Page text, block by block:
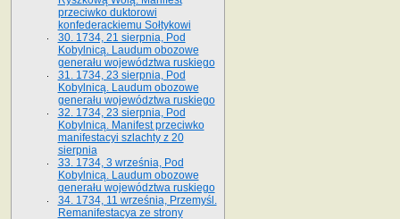
przeciwko duktorowi
konfederackiemu Sołtykowi
30. 1734, 21 sierpnia, Pod
Kobylnicą. Laudum obozowe
generału województwa ruskiego
31. 1734, 23 sierpnia, Pod
Kobylnicą. Laudum obozowe
generału województwa ruskiego
32. 1734, 23 sierpnia, Pod
Kobylnicą. Manifest przeciwko
manifestacyi szlachty z 20
sierpnia
33. 1734, 3 września, Pod
Kobylnicą. Laudum obozowe
generału województwa ruskiego
34. 1734, 11 września, Przemyśl.
Remanifestacya ze strony